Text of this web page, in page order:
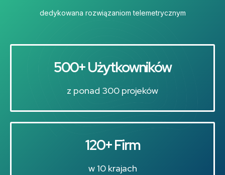
dedykowana rozwiązaniom telemetrycznym​
500+ Użytkowników
z ponad 300 projeków
120+ Firm
w 10 krajach